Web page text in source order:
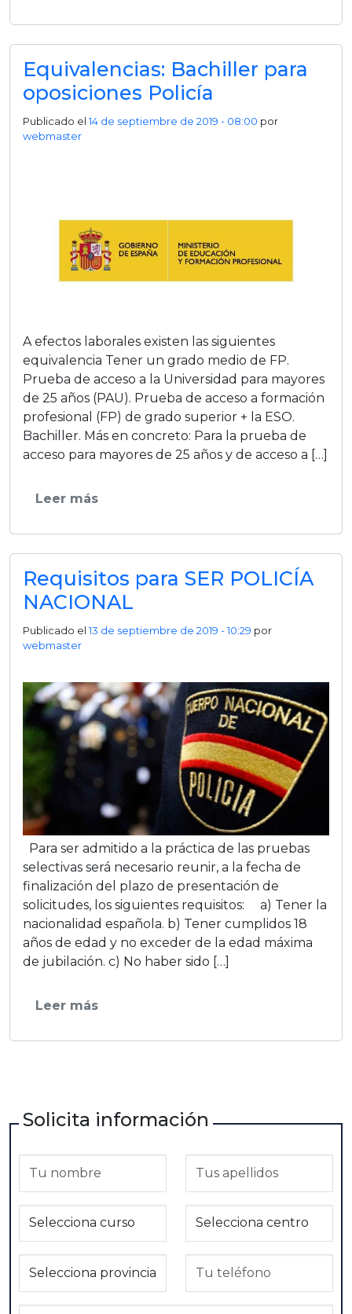
Equivalencias: Bachiller para
oposiciones Policía
Publicado el14 de septiembre de 2019 - 08:00 por
webmaster
A efectos laborales existen las siguientes
equivalencia Tener un grado medio de FP.
Prueba de acceso a la Universidad para mayores
de 25 años (PAU). Prueba de acceso a formación
profesional (FP) de grado superior + la ESO.
Bachiller. Más en concreto: Para la prueba de
acceso para mayores de 25 años y de acceso a […]
Leer más
Requisitos para SER POLICÍA
NACIONAL
Publicado el13 de septiembre de 2019 - 10:29 por
webmaster
Para ser admitido a la práctica de las pruebas
selectivas será necesario reunir, a la fecha de
finalización del plazo de presentación de
solicitudes, los siguientes requisitos: a) Tener la
nacionalidad española. b) Tener cumplidos 18
años de edad y no exceder de la edad máxima
de jubilación. c) No haber sido […]
Leer más
Solicita información